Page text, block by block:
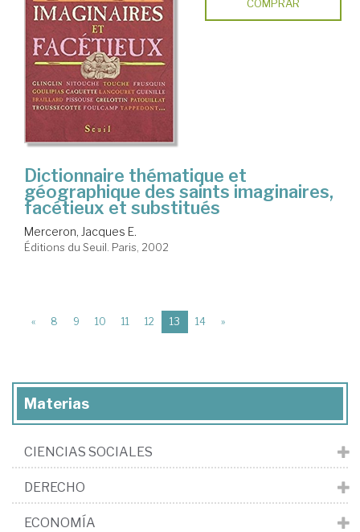
COMPRAR
Dictionnaire thématique et
géographique des saints imaginaires,
facétieux et substitués
Merceron, Jacques E.
Éditions du Seuil. Paris, 2002
« 8 9 10 11 12 13 (current)
14 »
Materias
CIENCIAS SOCIALES
DERECHO
ECONOMÍA